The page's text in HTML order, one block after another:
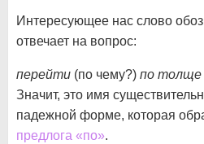
Интересующее нас слово
отвечает на вопрос:
перейти (по чему?) по толще
Значит, это имя
падежной форме, которая
предлога «по».